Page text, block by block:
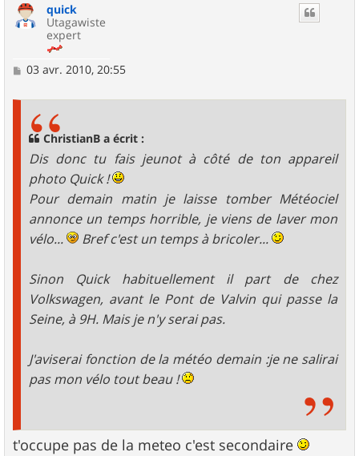
quick
Utagawiste
expert
M
03 avr. 2010, 20:55
ChristianB a écrit :
Dis donc tu fais jeunot à côté de ton appareil
photo Quick !
Pour demain matin je laisse tomber Météociel
annonce un temps horrible, je viens de laver mon
vélo...
Bref c'est un temps à bricoler...
Sinon Quick habituellement il part de chez
Volkswagen, avant le Pont de Valvin qui passe la
Seine, à 9H. Mais je n'y serai pas.
J'aviserai fonction de la météo demain :je ne salirai
pas mon vélo tout beau !
t'occupe pas de la meteo c'est secondaire